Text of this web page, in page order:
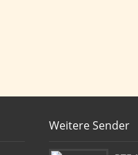
Weitere Sender